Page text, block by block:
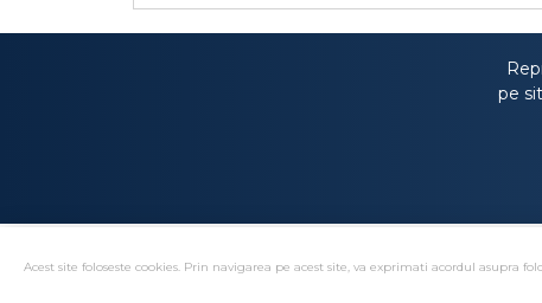
Acest site foloseste cookies. Prin navigarea pe acest site, va exprimati acordul asupra
pe